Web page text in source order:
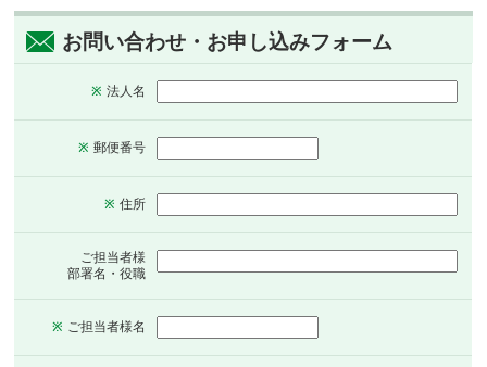
お問い合わせ・お申し込みフォーム
※ 法人名
※ 郵便番号
※ 住所
ご担当者様
部署名・役職
※ ご担当者様名